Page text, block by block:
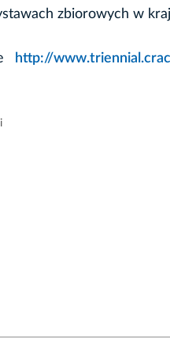
zbiorowych w
http://